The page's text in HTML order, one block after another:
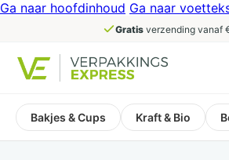
Ga naar hoofdinhoud Ga naar
Gratisverzending vanaf
Bakjes & Cups Kraft & Bio